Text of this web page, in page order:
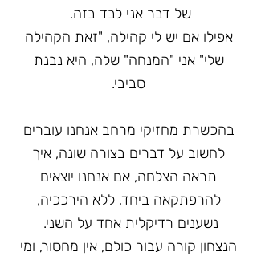
של דבר אני לבד בזה.
אפילו אם יש לי קהילה, "זאת הקהילה
שלי" אני "המנחה" שלה, היא נבנת
סביבי.
בהכשרת מחזיקי מרחב אנחנו עוברים
לחשוב על דברים בצורה שונה, איך
תראה הצלחה, אם אנחנו יוצאים
להרפתקאה ביחד, ללא הירככיה,
נשענים רדיקלית אחד על השני.
הנצחון קורה עבור כולם, אין מחסור, ומי